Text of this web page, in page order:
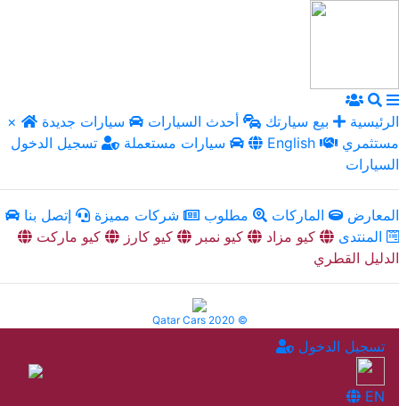
× الرئيسية بيع سيارتك أحدث السيارات
سيارات جديدة
سيارات مستعملة
تسجيل الدخول English
السيارات
المعارض الماركات مطلوب شركات مميزة
إتصل بنا
المنتدى
كيو مزاد كيو نمبر كيو كارز
كيو ماركت
الدليل القطري
Qatar Cars 2020 ©
تسجيل الدخول
EN